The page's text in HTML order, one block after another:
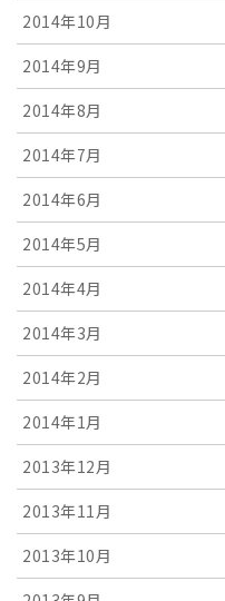
2014年10月
2014年9月
2014年8月
2014年7月
2014年6月
2014年5月
2014年4月
2014年3月
2014年2月
2014年1月
2013年12月
2013年11月
2013年10月